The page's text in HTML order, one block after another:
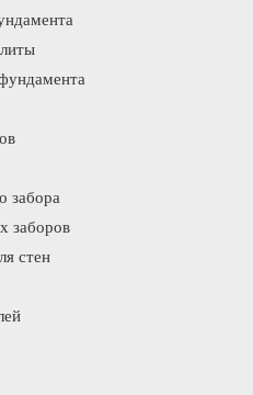
забора
заборов
стен